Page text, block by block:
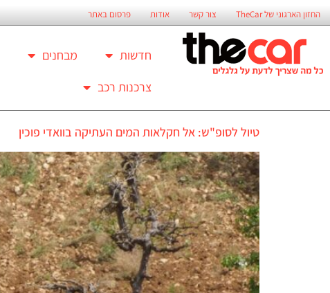
החזון הארגוני של TheCar צור קשר אודות פרסום באתר
חדשות מבחנים
צרכנות רכב
טיול לסופ"ש: אל חקלאות המים העתיקה בוואדי פוכין